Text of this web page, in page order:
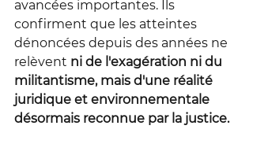
avancées importantes. Ils
confirment que les atteintes
dénoncées depuis des années ne
relèvent ni de l'exagération ni du
militantisme, mais d'une réalité
juridique et environnementale
désormais reconnue par la justice.